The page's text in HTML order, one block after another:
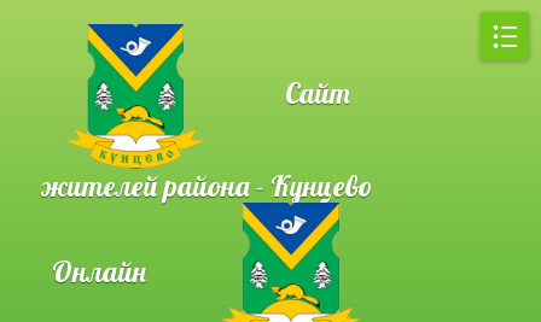
Сайт
жителей района - Кунцево
Онлайн